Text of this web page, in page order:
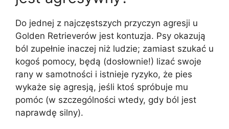
Do jednej z najczęstszych przyczyn agresji u
Golden Retrieverów jest kontuzja. Psy okazują
ból zupełnie inaczej niż ludzie; zamiast szukać u
kogoś pomocy, będą (dosłownie!) lizać swoje
rany w samotności i istnieje ryzyko, że pies
wykaże się agresją, jeśli ktoś spróbuje mu
pomóc (w szczególności wtedy, gdy ból jest
naprawdę silny).